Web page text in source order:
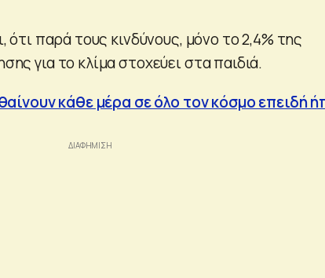
παρά τους κινδύνους, μόνο το 2,4% της
για το κλίμα στοχεύει στα παιδιά.
κάθε μέρα σε όλο τον κόσμο επειδή